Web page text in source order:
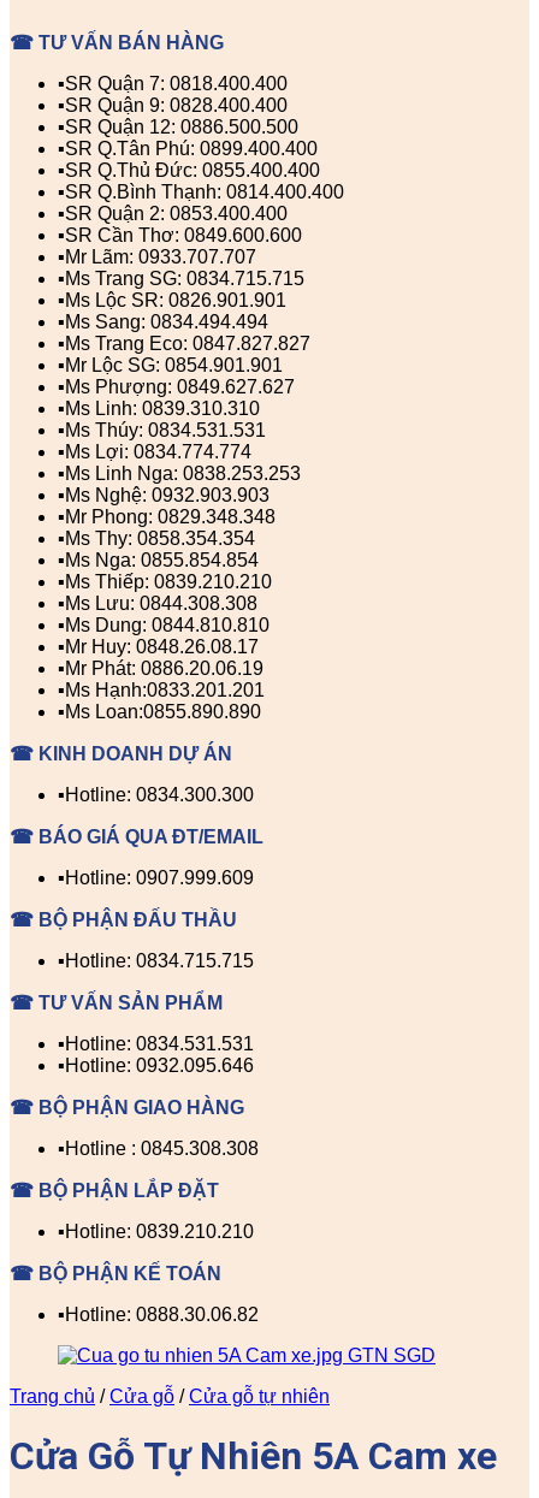
☎ TƯ VẤN BÁN HÀNG
▪️SR Quận 7: 0818.400.400
▪️SR Quận 9: 0828.400.400
▪️SR Quận 12: 0886.500.500
▪️SR Q.Tân Phú: 0899.400.400
▪️SR Q.Thủ Đức: 0855.400.400
▪️SR Q.Bình Thạnh: 0814.400.400
▪️SR Quận 2: 0853.400.400
▪️SR Cần Thơ: 0849.600.600
▪️Mr Lãm: 0933.707.707
▪️Ms Trang SG: 0834.715.715
▪️Ms Lộc SR: 0826.901.901
▪️Ms Sang: 0834.494.494
▪️Ms Trang Eco: 0847.827.827
▪️Mr Lộc SG: 0854.901.901
▪️Ms Phượng: 0849.627.627
▪️Ms Linh: 0839.310.310
▪️Ms Thúy: 0834.531.531
▪️Ms Lợi: 0834.774.774
▪️Ms Linh Nga: 0838.253.253
▪️Ms Nghệ: 0932.903.903
▪️Mr Phong: 0829.348.348
▪️Ms Thy: 0858.354.354
▪️Ms Nga: 0855.854.854
▪️Ms Thiếp: 0839.210.210
▪️Ms Lưu: 0844.308.308
▪️Ms Dung: 0844.810.810
▪️Mr Huy: 0848.26.08.17
▪️Mr Phát: 0886.20.06.19
▪️Ms Hạnh:0833.201.201
▪️Ms Loan:0855.890.890
☎ KINH DOANH DỰ ÁN
▪️Hotline: 0834.300.300
☎ BÁO GIÁ QUA ĐT/EMAIL
▪️Hotline: 0907.999.609
☎ BỘ PHẬN ĐẤU THẦU
▪️Hotline: 0834.715.715
☎ TƯ VẤN SẢN PHẨM
▪️Hotline: 0834.531.531
▪️Hotline: 0932.095.646
☎ BỘ PHẬN GIAO HÀNG
▪️Hotline : 0845.308.308
☎ BỘ PHẬN LẮP ĐẶT
▪️Hotline: 0839.210.210
☎ BỘ PHẬN KẾ TOÁN
▪️Hotline: 0888.30.06.82
Trang chủ / Cửa gỗ / Cửa gỗ tự nhiên
Cửa Gỗ Tự Nhiên 5A Cam xe